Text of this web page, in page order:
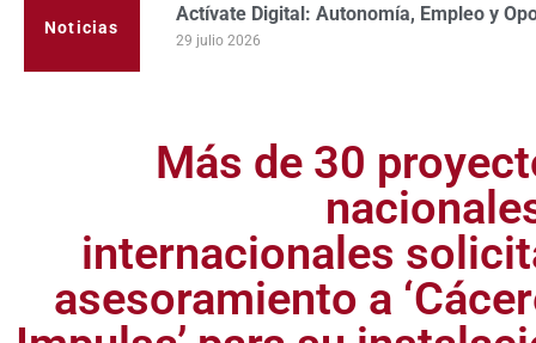
Noticias
Actívate Digital: Autonomía, Empleo y
29 julio 2026
La Cámara de Comercio de Cáceres
programa Apoyo al Tutor en la provincia
Más de 30
internacionales
asesoramiento a